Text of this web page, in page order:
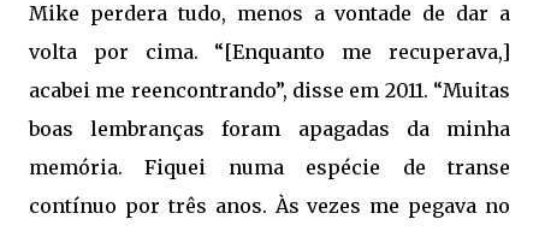
Mike perdera tudo, menos a vontade de dar a
volta por cima. “[Enquanto me recuperava,]
acabei me reencontrando”, disse em 2011. “Muitas
boas lembranças foram apagadas da minha
memória. Fiquei numa espécie de transe
contínuo por três anos. Às vezes me pegava no